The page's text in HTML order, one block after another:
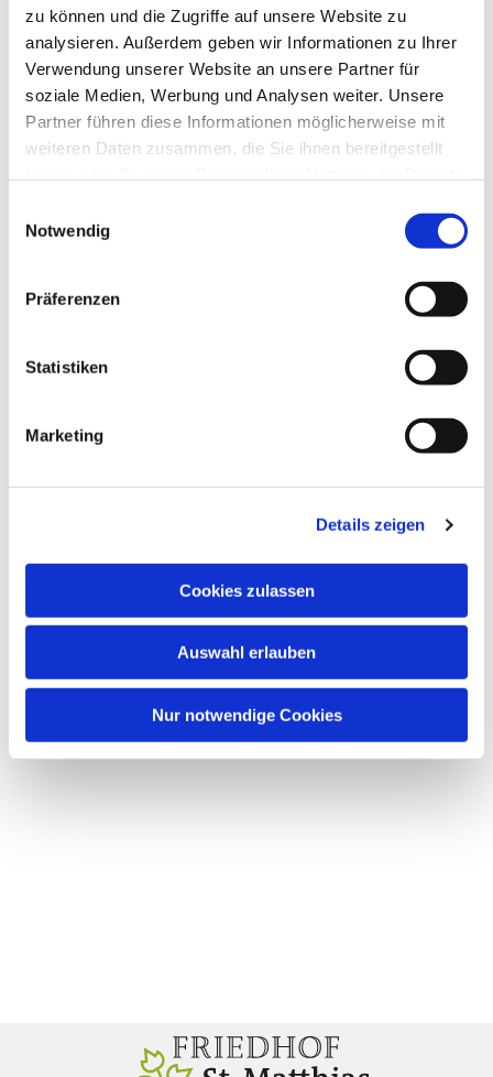
zu können und die Zugriffe auf unsere Website zu
analysieren. Außerdem geben wir Informationen zu Ihrer
Verwendung unserer Website an unsere Partner für
soziale Medien, Werbung und Analysen weiter. Unsere
Partner führen diese Informationen möglicherweise mit
weiteren Daten zusammen, die Sie ihnen bereitgestellt
Notwendig
Präferenzen
Statistiken
Marketing
Details zeigen
Cookies zulassen
Auswahl erlauben
Nur notwendige Cookies